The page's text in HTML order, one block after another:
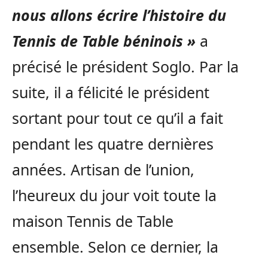
nous allons écrire l’histoire du
Tennis de Table béninois » a
précisé le président Soglo. Par la
suite, il a félicité le président
sortant pour tout ce qu’il a fait
pendant les quatre dernières
années. Artisan de l’union,
l’heureux du jour voit toute la
maison Tennis de Table
ensemble. Selon ce dernier, la